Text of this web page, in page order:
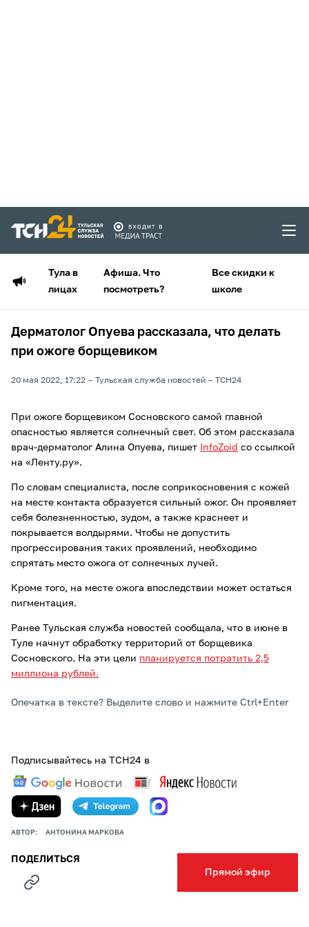
Тула в
лицах
Афиша. Что
посмотреть?
Все скидки к
школе
Прямой эфир
Дерматолог Опуева рассказала, что делать
при ожоге борщевиком
20 мая 2022, 17:22 Тульская служба новостей ТСН24
При ожоге борщевиком Сосновского самой главной
опасностью является солнечный свет. Об этом рассказала
врач-дерматолог Алина Опуева, пишет
InfoZoid со ссылкой
на «Ленту.ру».
По словам специалиста, после соприкосновения с кожей
на месте контакта образуется сильный ожог. Он проявляет
себя болезненностью, зудом, а также краснеет и
покрывается волдырями. Чтобы не допустить
прогрессирования таких проявлений, необходимо
спрятать место ожога от солнечных лучей.
Кроме того, на месте ожога впоследствии может остаться
пигментация.
Ранее Тульская служба новостей сообщала, что в июне в
Туле начнут обработку территорий от борщевика
Сосновского. На эти цели планируется потратить 2,5
миллиона рублей.
Опечатка в тексте? Выделите слово и нажмите Ctrl+Enter
Подписывайтесь на ТСН24 в
АВТОР: АНТОНИНА МАРКОВА
ПОДЕЛИТЬСЯ